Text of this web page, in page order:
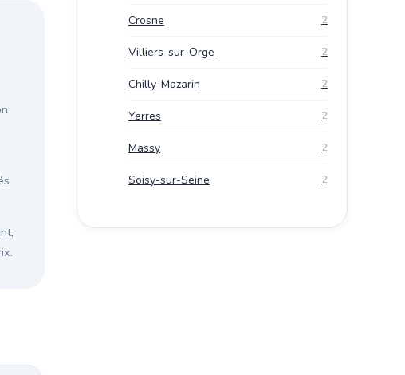
Crosne 2
Villiers-sur-Orge 2
Chilly-Mazarin 2
Yerres 2
Massy 2
Soisy-sur-Seine 2